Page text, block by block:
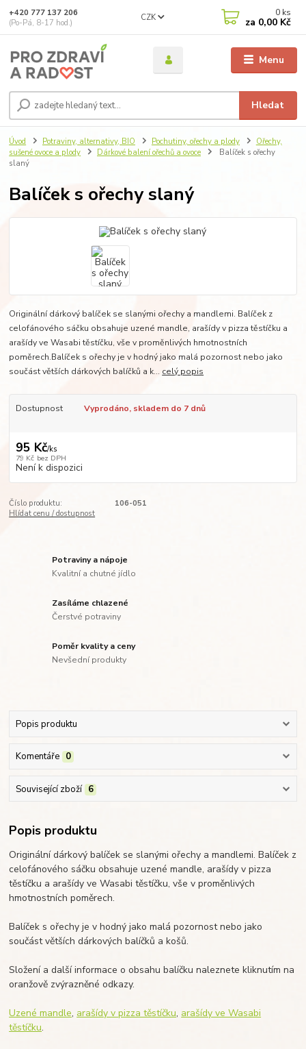
Menu
CZK
Hledat
+420 777 137 206
(Po-Pá, 8-17 hod.)
0 ks
za 0,00 Kč
Úvod Potraviny, alternativy, BIO Pochutiny, ořechy a plody
Ořechy,
sušené ovoce a plody
Dárkové balení ořechů a ovoce
Balíček s ořechy
slaný
Balíček s ořechy slaný
Originální dárkový balíček se slanými ořechy a mandlemi. Balíček z
celofánového sáčku obsahuje uzené mandle, arašídy v pizza těstíčku a
arašídy ve Wasabi těstíčku, vše v proměnlivých hmotnostních
poměrech.Balíček s ořechy je v hodný jako malá pozornost nebo jako
součást větších dárkových balíčků a k... celý popis
Dostupnost Vyprodáno, skladem do 7 dnů
95 Kč/ks
79 Kč bez DPH
Není k dispozici
Číslo produktu:
106-051
Hlídat cenu / dostupnost
Potraviny a nápoje
Kvalitní a chutné jídlo
Zasíláme chlazené
Čerstvé potraviny
Poměr kvality a ceny
Nevšední produkty
Popis produktu
Komentáře 0
Související zboží 6
Popis produktu
Originální dárkový balíček se slanými ořechy a mandlemi. Balíček z
celofánového sáčku obsahuje uzené mandle, arašídy v pizza
těstíčku a arašídy ve Wasabi těstíčku, vše v proměnlivých
hmotnostních poměrech.
Balíček s ořechy je v hodný jako malá pozornost nebo jako
součást větších dárkových balíčků a košů.
Složení a další informace o obsahu balíčku naleznete kliknutím na
oranžově zvýrazněné odkazy.
Uzené mandle, arašídy v pizza těstíčku, arašídy ve Wasabi
těstíčku.